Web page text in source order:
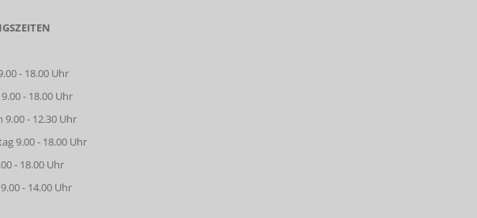
- 18.00 Uhr
- 18.00 Uhr
- 12.30 Uhr
9.00 - 18.00 Uhr
- 18.00 Uhr
- 14.00 Uhr